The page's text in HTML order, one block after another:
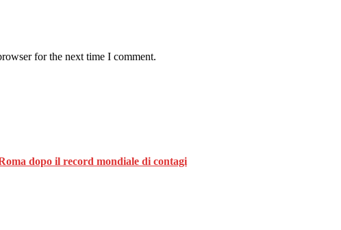
for the next time I comment.
dopo il record mondiale di contagi